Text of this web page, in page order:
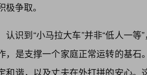
极争取。
认识到“小马拉大车”并非“低人一
，是支撑一个家庭正常运转的基
和谐，以及丈夫在外打拼的安心